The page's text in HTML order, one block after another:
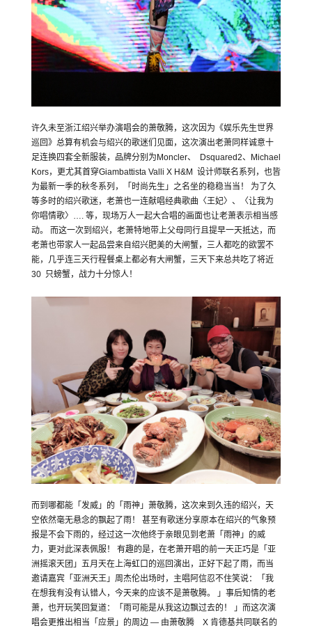
许久未至浙江绍兴举办演唱会的萧敬腾，这次因为《娱乐先生世界
巡回》总算有机会与绍兴的歌迷们见面，这次演出老萧同样诚意十
足连换四套全新服装，品牌分别为Moncler、 Dsquared2、Michael
Kors，更尤其首穿Giambattista Valli X H&M 设计师联名系列，也皆
为最新一季的秋冬系列，「时尚先生」之名坐的稳稳当当！ 为了久
等多时的绍兴歌迷，老萧也一连献唱经典歌曲〈王妃〉、〈让我为
你唱情歌〉…. 等，现场万人一起大合唱的画面也让老萧表示相当感
动。 而这一次到绍兴，老萧特地带上父母同行且提早一天抵达，而
老萧也带家人一起品尝来自绍兴肥美的大闸蟹，三人都吃的欲罢不
能，几乎连三天行程餐桌上都必有大闸蟹，三天下来总共吃了将近
30 只螃蟹，战力十分惊人！
而到哪都能「发威」的「雨神」萧敬腾，这次来到久违的绍兴，天
空依然毫无悬念的飘起了雨！ 甚至有歌迷分享原本在绍兴的气象预
报是不会下雨的，经过这一次他终于亲眼见到老萧「雨神」的威
力，更对此深表佩服！ 有趣的是，在老萧开唱的前一天正巧是「亚
洲摇滚天团」五月天在上海虹口的巡回演出，正好下起了雨，而当
邀请嘉宾「亚洲天王」周杰伦出场时，主唱阿信忍不住笑说：「我
在想我有没有认错人，今天来的应该不是萧敬腾。 」事后知情的老
萧，也开玩笑回复道：「雨可能是从我这边飘过去的！ 」而这次演
唱会更推出相当「应景」的周边 — 由萧敬腾 X 肯德基共同联名的